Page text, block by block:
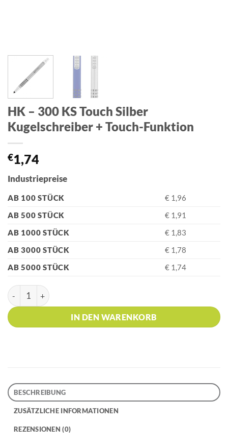
HK – 300 KS Touch Silber
Kugelschreiber + Touch-Funktion
€1,74
Industriepreise
AB 100 STÜCK
€ 1,96
AB 500 STÜCK
€ 1,91
AB 1000 STÜCK
€ 1,83
AB 3000 STÜCK
€ 1,78
AB 5000 STÜCK
€ 1,74
HK - 300 KS Touch Silber Kugelschreiber + Touch-Funktion
IN DEN WARENKORB
BESCHREIBUNG
ZUSÄTZLICHE INFORMATIONEN
REZENSIONEN (0)